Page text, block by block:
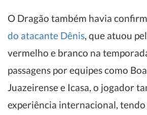
O Dragão também havia
do atacante Dênis, que atuou
vermelho e branco na
passagens por equipes como
Juazeirense e Icasa, o jogador
experiência internacional,